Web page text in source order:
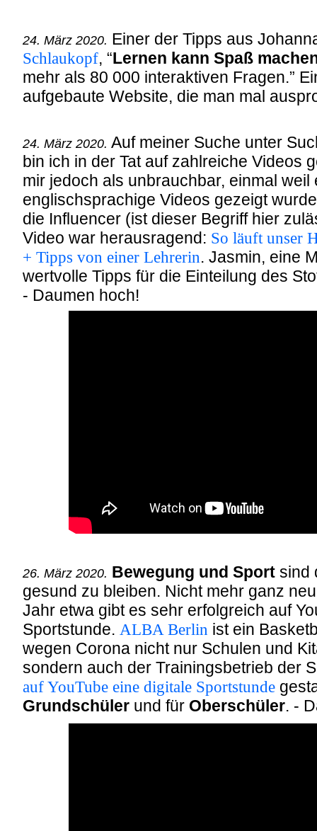
24. März 2020. Einer der Tipps aus
Schlaukopf, “Lernen kann Spaß
mehr als 80 000 interaktiven Fragen.”
aufgebaute Website, die man mal
24. März 2020. Auf meiner Suche unter
bin ich in der Tat auf zahlreiche Videos
mir jedoch als unbrauchbar, einmal
englischsprachige Videos gezeigt
die Influencer (ist dieser Begriff hier
Video war herausragend: So läuft unser
+ Tipps von einer Lehrerin. Jasmin, eine
wertvolle Tipps für die Einteilung des
- Daumen hoch!
26. März 2020. Bewegung und Sport sind
gesund zu bleiben. Nicht mehr ganz
Jahr etwa gibt es sehr erfolgreich auf
Sportstunde. ALBA Berlin ist ein
wegen Corona nicht nur Schulen und
sondern auch der Trainingsbetrieb der
auf YouTube eine digitale Sportstunde
Grundschüler und für Oberschüler. -